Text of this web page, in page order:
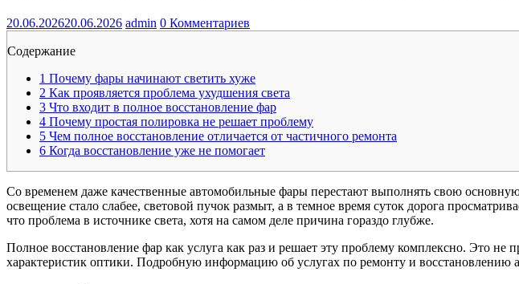
20.06.202620.06.2026 admin 0 Комментариев
Содержание
1 Почему фары начинают светить хуже
2 Как проявляется проблема ухудшения света
3 Что входит в полное восстановление фар
4 Почему простая полировка не решает проблему
5 Чем полное восстановление отличается от частичного ремонта
6 Когда восстановление уже не помогает
Со временем даже качественные автомобильные фары перестают выполнять свою
освещение стало слабее, световой пучок размыт, а в темное время суток дорога
что проблема в источнике света, хотя на самом деле причина гораздо глубже.
Полное восстановление фар как услуга как раз и решает эту проблему комплексно. Это
характеристик оптики. Подробную информацию об услугах по ремонту и восстановлению